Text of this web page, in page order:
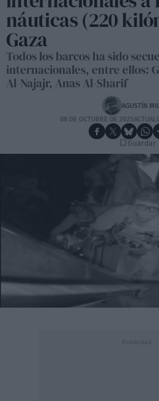
náuticas (220
Gaza
Todos los barcos ha sido
internacionales, entre ellos:
Al-Najajr, Anas Al-Sharif
AGUSTÍN
08 DE OCTUBRE DE 2025
Guardar